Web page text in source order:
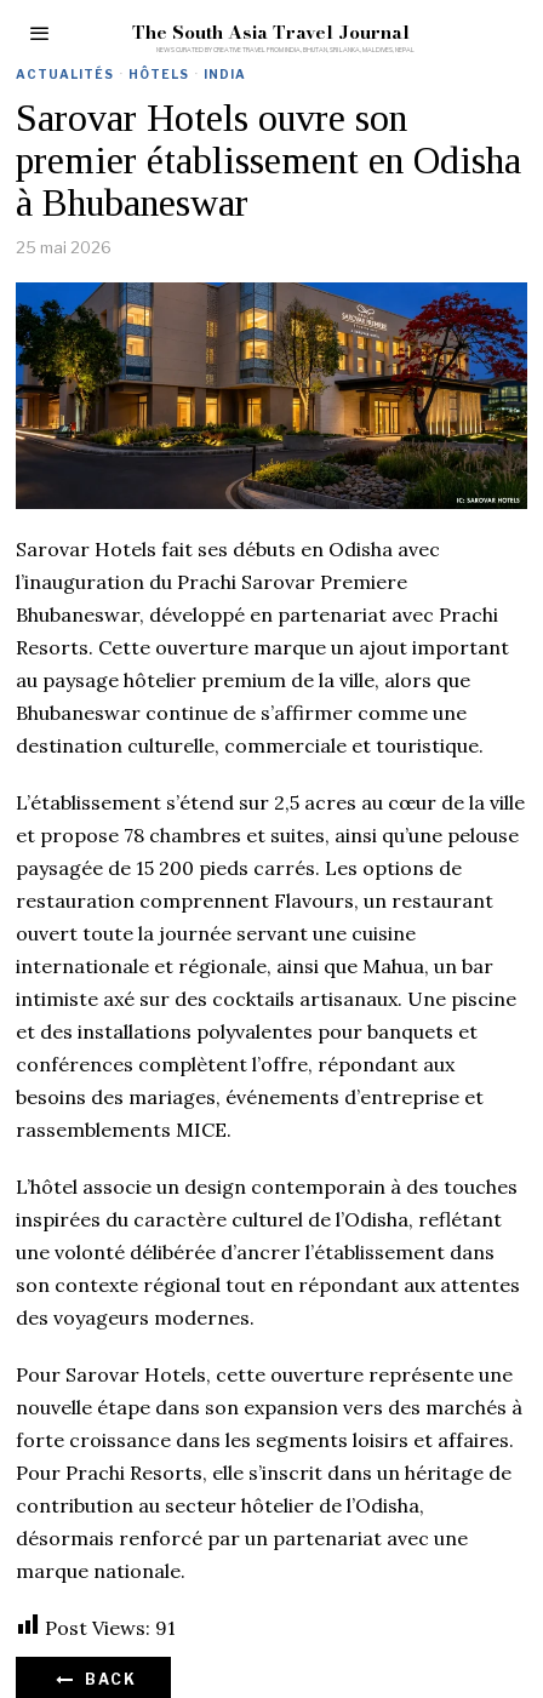
The South Asia Travel Journal
ACTUALITÉS · HÔTELS · INDIA
Sarovar Hotels ouvre son
premier établissement en Odisha
à Bhubaneswar
25 mai 2026
Sarovar Hotels fait ses débuts en Odisha avec
l’inauguration du Prachi Sarovar Premiere
Bhubaneswar, développé en partenariat avec Prachi
Resorts. Cette ouverture marque un ajout important
au paysage hôtelier premium de la ville, alors que
Bhubaneswar continue de s’affirmer comme une
destination culturelle, commerciale et touristique.
L’établissement s’étend sur 2,5 acres au cœur de la ville
et propose 78 chambres et suites, ainsi qu’une pelouse
paysagée de 15 200 pieds carrés. Les options de
restauration comprennent Flavours, un restaurant
ouvert toute la journée servant une cuisine
internationale et régionale, ainsi que Mahua, un bar
intimiste axé sur des cocktails artisanaux. Une piscine
et des installations polyvalentes pour banquets et
conférences complètent l’offre, répondant aux
besoins des mariages, événements d’entreprise et
rassemblements MICE.
L’hôtel associe un design contemporain à des touches
inspirées du caractère culturel de l’Odisha, reflétant
une volonté délibérée d’ancrer l’établissement dans
son contexte régional tout en répondant aux attentes
des voyageurs modernes.
Pour Sarovar Hotels, cette ouverture représente une
nouvelle étape dans son expansion vers des marchés à
forte croissance dans les segments loisirs et affaires.
Pour Prachi Resorts, elle s’inscrit dans un héritage de
contribution au secteur hôtelier de l’Odisha,
désormais renforcé par un partenariat avec une
marque nationale.
Post Views: 91
BACK